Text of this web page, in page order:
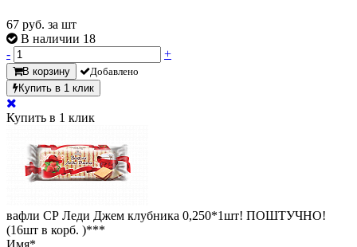
67 руб. за шт
В наличии 18
-
+
В корзину
Добавлено
Купить в 1 клик
Купить в 1 клик
вафли СР Леди Джем клубника 0,250*1шт! ПОШТУЧНО!
(16шт в корб. )***